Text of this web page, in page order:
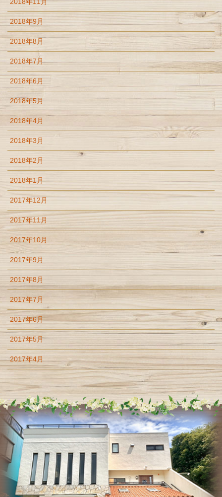
2018年9月
2018年8月
2018年7月
2018年6月
2018年5月
2018年4月
2018年3月
2018年2月
2018年1月
2017年12月
2017年11月
2017年10月
2017年9月
2017年8月
2017年7月
2017年6月
2017年5月
2017年4月